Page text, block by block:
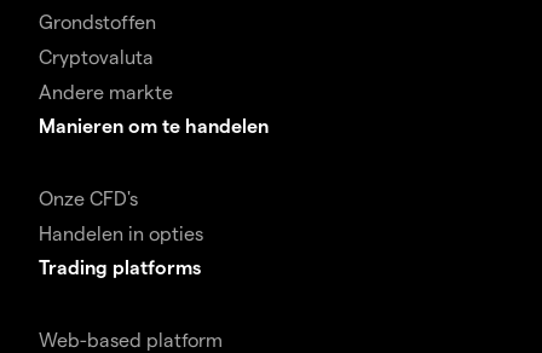
Grondstoffen
Cryptovaluta
Andere markte
Manieren om te handelen
Onze CFD's
Handelen in opties
Trading platforms
Web-based platform